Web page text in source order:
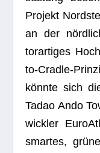
Pro­jekt
an der
tor­ar­ti­ges
to-Cradle-
könnte sich
Tadao Ando
wick­ler
smar­tes,